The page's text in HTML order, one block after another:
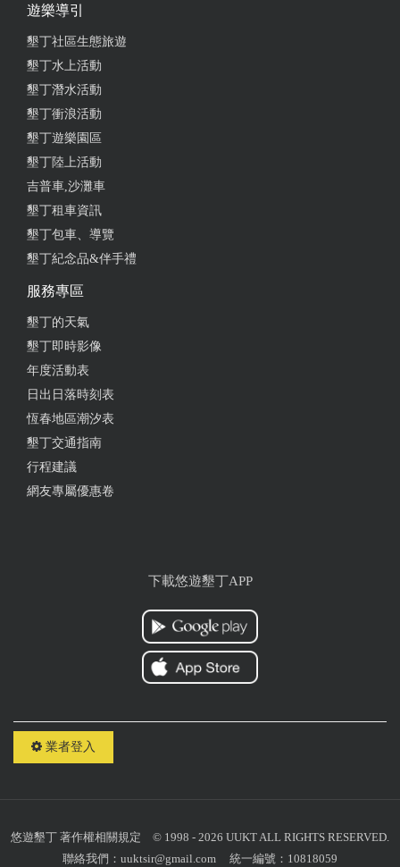
遊樂導引
墾丁社區生態旅遊
墾丁水上活動
墾丁潛水活動
墾丁衝浪活動
墾丁遊樂園區
墾丁陸上活動
吉普車,沙灘車
墾丁租車資訊
墾丁包車、導覽
墾丁紀念品&伴手禮
服務專區
墾丁的天氣
墾丁即時影像
年度活動表
日出日落時刻表
恆春地區潮汐表
墾丁交通指南
行程建議
網友專屬優惠卷
下載悠遊墾丁APP
業者登入
悠遊墾丁 著作權相關規定 © 1998 - 2026 UUKT ALL RIGHTS RESERVED.
聯絡我們： uuktsir@gmail.com 統一編號：10818059